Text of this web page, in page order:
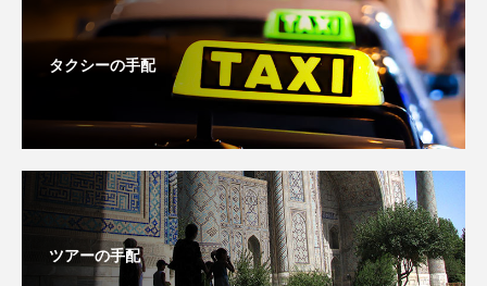
タクシーの手配
ツアーの手配